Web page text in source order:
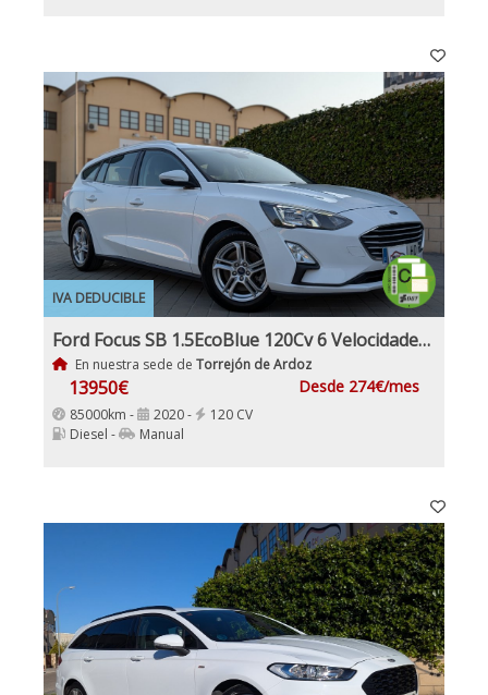
IVA DEDUCIBLE
Ford Focus SB 1.5EcoBlue 120Cv 6 Velocidades 5 Puertas, Etiqueta Medioambiental C IVA y garantía Inc Nacional
En nuestra sede de Torrejón de Ardoz
13950€ Desde 274€/mes
85000km - 2020 -
120 CV
Diesel -
Manual